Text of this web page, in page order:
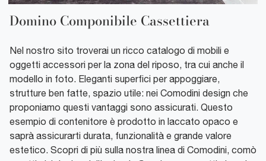
Domino Componibile Cassettiera
Nel nostro sito troverai un ricco catalogo di mobili e
oggetti accessori per la zona del riposo, tra cui anche il
modello in foto. Eleganti superfici per appoggiare,
strutture ben fatte, spazio utile: nei Comodini design che
proponiamo questi vantaggi sono assicurati. Questo
esempio di contenitore è prodotto in laccato opaco e
saprà assicurarti durata, funzionalità e grande valore
estetico. Scopri di più sulla nostra linea di Comodini, comò